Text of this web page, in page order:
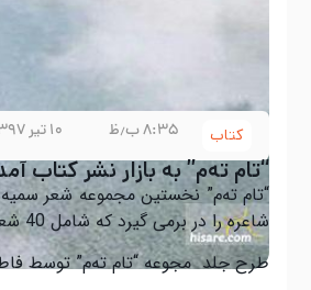
کتاب ۸:۳۵ ب٫ظ ۱۰ تیر ۱۳۹۷
“تام تەم” به بازار نشر کتاب
“تام تەم” نخستین مجموعه شعر
شاعره را در برمی گیرد کە شامل 40 شعر و در 62 صفحه با بهای پشت جلد 8000 تومان توسط انتشارات ” راه ” در تهران منتشر شده است.
طرح جلد مجوعه “تام تەم” توسط